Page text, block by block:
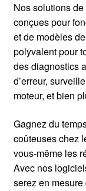
Nos solutions
conçues pour
et de modèles
polyvalent pour
des diagnostics
d’erreur,
moteur, et bien
Gagnez du
coûteuses chez
vous-même les
Avec nos
serez en